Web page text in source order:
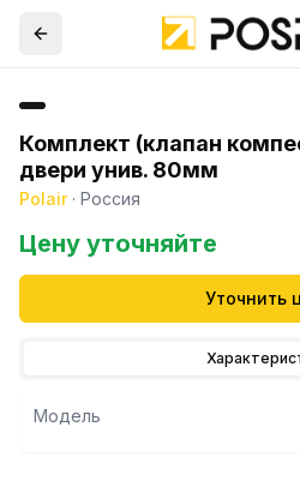
Комплект (клапан
двери унив. 80мм
Polair· Россия
Цену уточняйте
Уточнить
Модель